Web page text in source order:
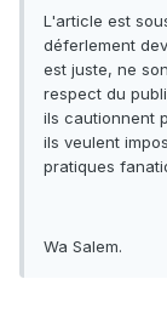
L'article est
déferlement
est juste, ne
respect du
ils cautionnent
ils veulent
pratiques
Wa Salem.